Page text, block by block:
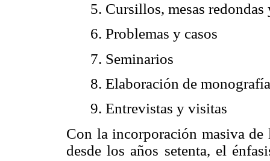
5. Cursillos, mesas
6. Problemas y casos
7. Seminarios
8. Elaboración de
9. Entrevistas y visitas
Con la incorporación masiva de
desde los años setenta, el